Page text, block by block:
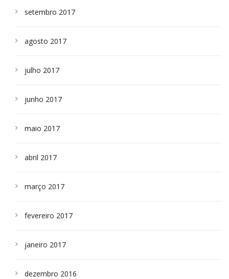
setembro 2017
agosto 2017
julho 2017
junho 2017
maio 2017
abril 2017
março 2017
fevereiro 2017
janeiro 2017
dezembro 2016